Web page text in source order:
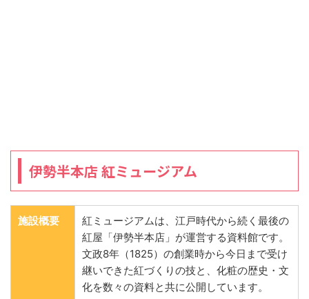
伊勢半本店 紅ミュージアム
施設概要
紅ミュージアムは、江戸時代から続く最後の
紅屋「伊勢半本店」が運営する資料館です。
文政8年（1825）の創業時から今日まで受け
継いできた紅づくりの技と、化粧の歴史・文
化を数々の資料と共に公開しています。